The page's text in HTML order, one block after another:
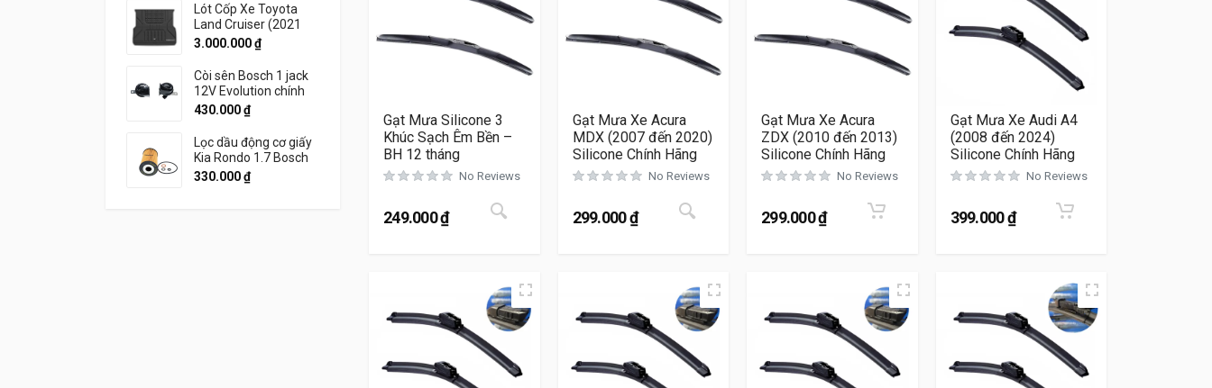
Lót Cốp Xe Toyota
Land Cruiser (2021
đến 2026) Thương
Hiệu 3W Chính Hãng
3.000.000₫
Còi sên Bosch 1 jack
12V Evolution chính
hãng
430.000₫
Lọc dầu động cơ giấy
Kia Rondo 1.7 Bosch
330.000₫
Gạt Mưa Silicone 3
Khúc Sạch Êm Bền –
BH 12 tháng
No Reviews
249.000₫
Sản phẩm này có nhiều biến thể. Các tùy chọn có thể được chọn trên trang sản phẩm
Gạt Mưa Xe Acura
MDX (2007 đến 2020)
Silicone Chính Hãng
No Reviews
299.000₫
Sản phẩm này có nhiều biến thể. Các tùy chọn có thể được chọn trên trang sản
Gạt Mưa Xe Acura
ZDX (2010 đến 2013)
Silicone Chính Hãng
No Reviews
299.000₫
Gạt Mưa Xe Audi A4
(2008 đến 2024)
Silicone Chính Hãng
No Reviews
399.000₫